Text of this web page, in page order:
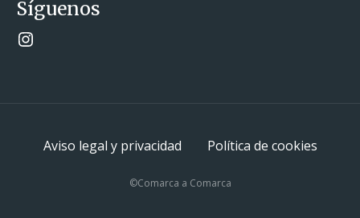
Síguenos
Instagram
Aviso legal y privacidad Política de cookies
©Comarca a Comarca